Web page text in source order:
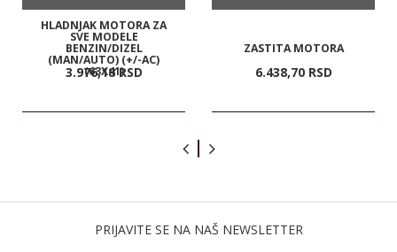
HLADNJAK MOTORA ZA
SVE MODELE
BENZIN/DIZEL
(MAN/AUTO) (+/-AC)
(63X41)
3.976,18 RSD
ZASTITA MOTORA
6.438,70 RSD
PRIJAVITE SE NA NAŠ NEWSLETTER